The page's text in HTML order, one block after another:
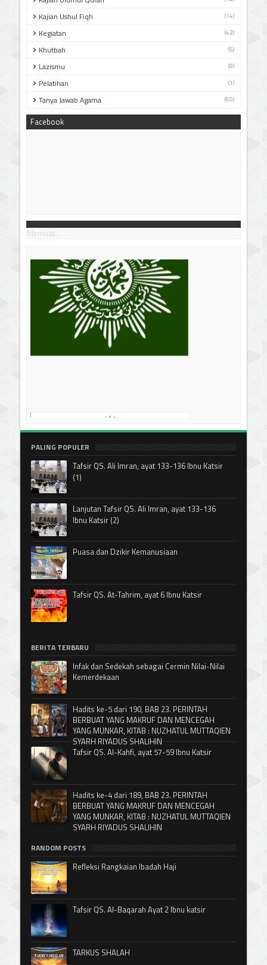
Kajian Ushul Fiqh (14)
Kegiatan (42)
Khutbah (5)
Lazismu (9)
Pelatihan (1)
Tanya Jawab Agama (60)
Facebook
Memuat...
PALING POPULER
Tafsir QS. Ali Imran, ayat 133-136 Ibnu Katsir
(1)
Lanjutan Tafsir QS. Ali Imran, ayat 133-136
Ibnu Katsir (2)
Puasa dan Dzikir Kemanusiaan
Tafsir QS. At-Tahrim, ayat 6 Ibnu Katsir
BERITA TERBARU
Infak dan Sedekah sebagai Cermin Nilai-Nilai
Kemerdekaan
Hadits ke-5 dari 190, BAB 23. PERINTAH
BERBUAT YANG MAKRUF DAN MENCEGAH
YANG MUNKAR, KITAB : NUZHATUL MUTTAQIEN
SYARH RIYADUS SHALIHIN
Tafsir QS. Al-Kahfi, ayat 57-59 Ibnu Katsir
Hadits ke-4 dari 189, BAB 23. PERINTAH
BERBUAT YANG MAKRUF DAN MENCEGAH
YANG MUNKAR, KITAB : NUZHATUL MUTTAQIEN
SYARH RIYADUS SHALIHIN
RANDOM POSTS
Refleksi Rangkaian Ibadah Haji
Tafsir QS. Al-Baqarah Ayat 2 Ibnu katsir
TARKUS SHALAH